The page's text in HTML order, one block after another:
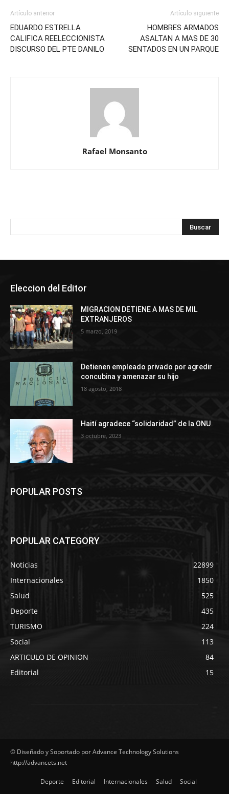
Artículo anterior
EDUARDO ESTRELLA
CALIFICA REELECCIONISTA
DISCURSO DEL PTE DANILO
Artículo siguiente
HOMBRES ARMADOS
ASALTAN A MAS DE 30
SENTADOS EN UN PARQUE
Rafael Monsanto
Eleccion del Editor
MIGRACION DETIENE A MAS DE MIL
EXTRANJEROS
5 marzo, 2019
Detienen empleado privado por agredir
concubina y amenazar su hijo
18 agosto, 2018
Haití agradece “solidaridad” de la ONU
3 octubre, 2023
POPULAR POSTS
POPULAR CATEGORY
Noticias
22899
Internacionales
1850
Salud
525
Deporte
435
TURISMO
224
Social
113
ARTICULO DE OPINION
84
Editorial
15
© Diseñado y Soportado por Advance Technology Solutions
http://advancets.net
Deporte Editorial Internacionales Salud Social